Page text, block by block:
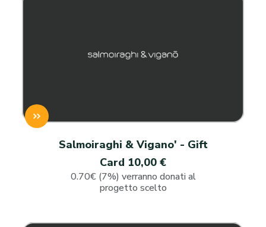
Salmoiraghi & Vigano' - Gift
Card 10,00 €
0.70€ (7%) verranno donati al
progetto scelto